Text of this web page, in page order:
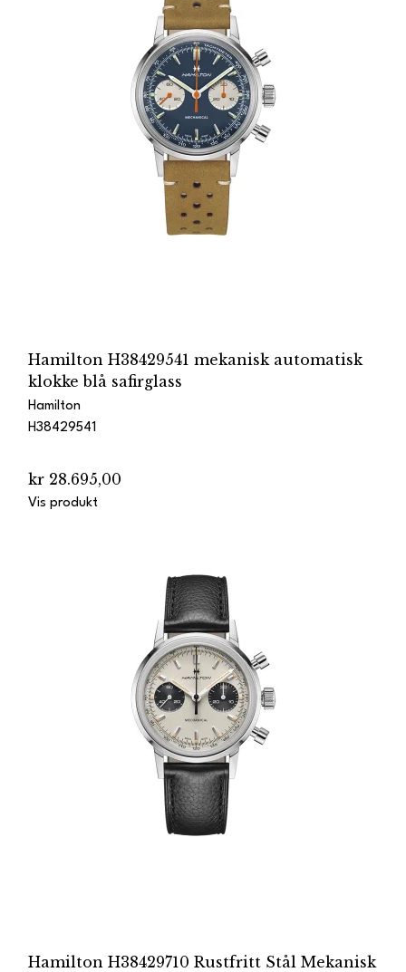
Hamilton H38429541 mekanisk automatisk
klokke blå safirglass
Hamilton
H38429541
kr 28.695,00
Vis produkt
Hamilton H38429710 Rustfritt Stål Mekanisk